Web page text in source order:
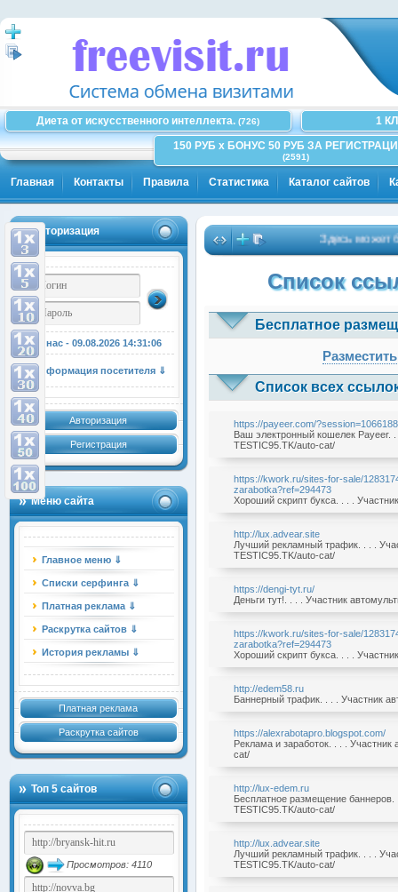
Диета от искусственного интеллекта. (726)
1
150 РУБ x БОНУС 50 РУБ ЗА
(2591)
Главная Контакты Правила Статистика Каталог сайтов
Авторизация
У нас - 09.08.2026 14:31:06
Информация посетителя ⇓
Авторизация
Регистрация
Меню сайта
Главное меню ⇓
Списки серфинга ⇓
Платная реклама ⇓
Раскрутка сайтов ⇓
История рекламы ⇓
Платная реклама
Раскрутка сайтов
Топ 5 сайтов
Просмотров: 4110
Здесь может
Список
Бесплатное
Список всех
https://payeer.com/
Ваш электронный кошелек Payeer. .
TESTIC95.TK/auto-cat/
https://kwork.ru/sites-for-sale/
zarabotka?ref=294473
Хороший скрипт букса. . . .
http://lux.advear.site
Лучший рекламный трафик. . . .
TESTIC95.TK/auto-cat/
https://dengi-tyt.ru/
Деньги тут!. . . . Участник
https://kwork.ru/sites-for-sale/
zarabotka?ref=294473
Хороший скрипт букса. . . .
http://edem58.ru
Баннерный трафик. . . . Участник
https://alexrabotapro.blogspot.com/
Реклама и заработок. . . . Участник
cat/
http://lux-edem.ru
Бесплатное размещение баннеров.
TESTIC95.TK/auto-cat/
http://lux.advear.site
Лучший рекламный трафик. . . .
TESTIC95.TK/auto-cat/